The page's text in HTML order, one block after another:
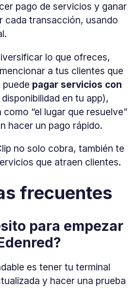
pago de servicios y ganar
cada transacción, usando
lo que ofreces,
a tus clientes que
pagar servicios con
en tu app),
“el lugar que resuelve”
hacer un pago rápido.
no solo cobra, también te
que atraen clientes.
frecuentes
para empezar
es tener tu terminal
y hacer una prueba